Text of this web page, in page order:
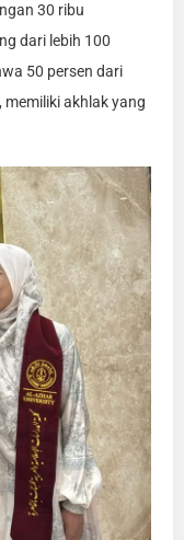
30 ribu
dari lebih 100
50 persen dari
akhlak yang